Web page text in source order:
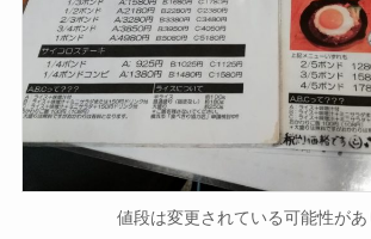
値段は変更されている可能性があ